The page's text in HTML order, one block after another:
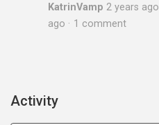
KatrinVamp 2 years ago
ago
1 comment
Activity